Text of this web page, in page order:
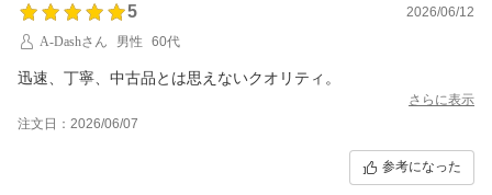
5
2026/06/12
A-Dashさん
男性 60代
迅速、丁寧、中古品とは思えないクオリティ。
さらに表示
注文日：2026/06/07
参考になった